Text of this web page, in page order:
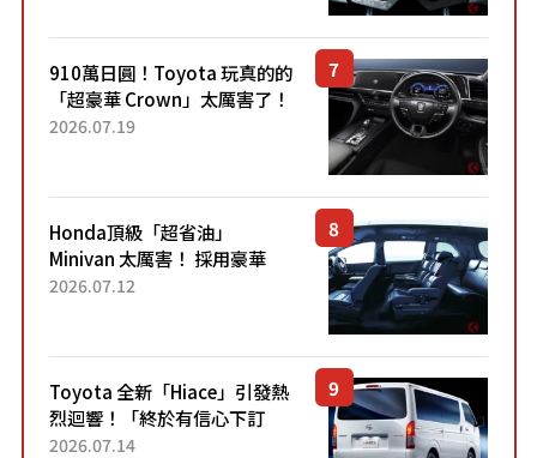
910萬日圓！Toyota 玩真的的
「超豪華 Crown」太厲害了！
採用由「匠人技藝」打造的
2026.07.19
Honda頂級「超省油」
Minivan 太厲害！ 採用豪華
「真皮座椅」與專屬「黑色內
「三...
2026.07.12
Toyota 全新「Hiace」引發熱
烈迴響！「終於有信心下訂
了！」「哪個等級交車最
2026.07.14